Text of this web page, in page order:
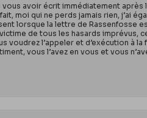
vous avoir écrit immédiatement
moi qui ne perds jamais rien, j’ai
lorsque la lettre de Rassenfosse
de tous les hasards imprévus,
voudrez l’appeler et d’exécution à
vous l’avez en vous et vous